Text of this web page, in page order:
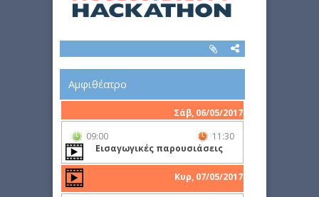
Αμφιθέατρο
Σάβ, 06/05/2017
09:00
11:30
Εισαγωγικές παρουσιάσεις
Κυρ, 07/05/2017